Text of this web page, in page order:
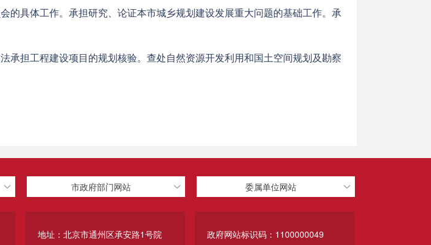
的具体工作。承担研究、论证本市城乡规划建设发展重大问题的基础工作。承
承担工程建设项目的规划核验。查处自然资源开发利用和国土空间规划及勘察